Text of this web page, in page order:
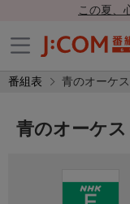
この夏、
番組表 青のオーケ
青のオーケス